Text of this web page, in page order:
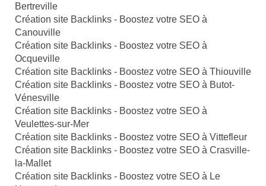
Bertreville
Création site Backlinks - Boostez votre SEO à
Canouville
Création site Backlinks - Boostez votre SEO à
Ocqueville
Création site Backlinks - Boostez votre SEO à Thiouville
Création site Backlinks - Boostez votre SEO à Butot-
Vénesville
Création site Backlinks - Boostez votre SEO à
Veulettes-sur-Mer
Création site Backlinks - Boostez votre SEO à Vittefleur
Création site Backlinks - Boostez votre SEO à Crasville-
la-Mallet
Création site Backlinks - Boostez votre SEO à Le